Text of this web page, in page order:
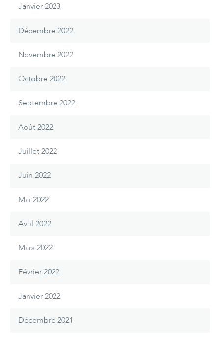
Janvier 2023
Décembre 2022
Novembre 2022
Octobre 2022
Septembre 2022
Août 2022
Juillet 2022
Juin 2022
Mai 2022
Avril 2022
Mars 2022
Février 2022
Janvier 2022
Décembre 2021